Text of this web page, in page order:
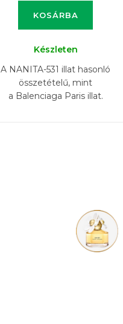
KOSÁRBA
Készleten
A NANITA-531 illat hasonló
összetételű, mint
a Balenciaga Paris illat.